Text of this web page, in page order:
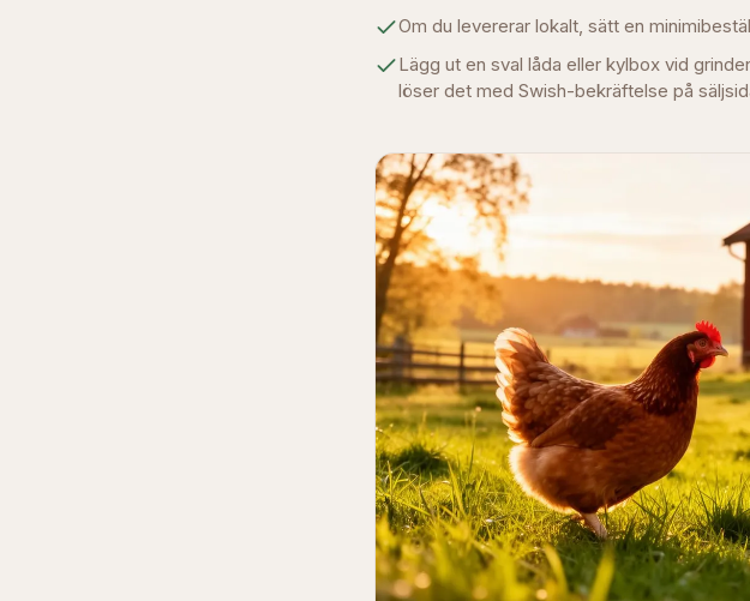
Om du levererar lokalt, sätt en
Lägg ut en sval låda eller kylbox vid
löser det med Swish-bekräftelse på